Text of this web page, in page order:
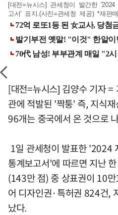
[대전=뉴시스] 관세청이 발간한
고서' 표지.(사진=관세청 제공) *재판
[대전=뉴시스] 김양수 기자 =
관에 적발된 '짝퉁' 즉, 지식
96개는 중국에서 온 것으로
1일 관세청이 발표한 '2024
통계보고서'에 따르면 지난
(143만 점) 중 상표권이 10
어 디자인권·특허권 824건,
났다.